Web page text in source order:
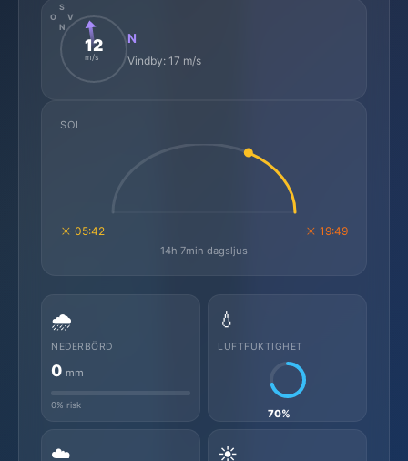
N
S
O
V
12
m/s
N
Vindby: 17 m/s
SOL
☼ 05:42 ☼ 19:49
14h 7min dagsljus
🌧️
NEDERBÖRD
0 mm
0% risk
💧
LUFTFUKTIGHET
70%
☁️ ☀️